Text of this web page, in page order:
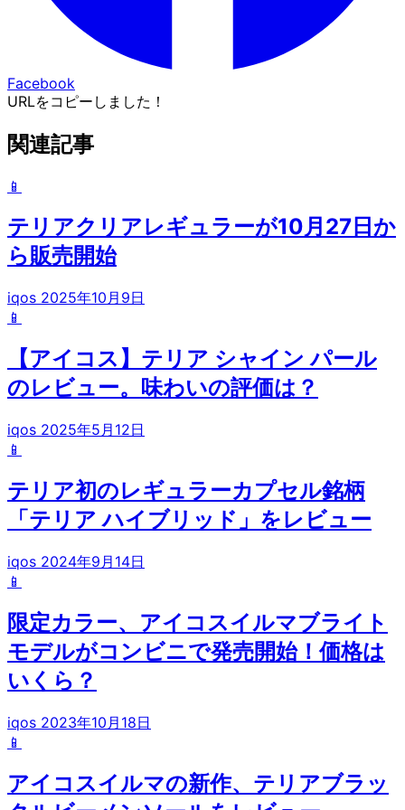
Facebook
URLをコピーしました！
関連記事
📱
テリアクリアレギュラーが10月27日か
ら販売開始
iqos 2025年10月9日
📱
【アイコス】テリア シャイン パール
のレビュー。味わいの評価は？
iqos 2025年5月12日
📱
テリア初のレギュラーカプセル銘柄
「テリア ハイブリッド」をレビュー
iqos 2024年9月14日
📱
限定カラー、アイコスイルマブライト
モデルがコンビニで発売開始！価格は
いくら？
iqos 2023年10月18日
📱
アイコスイルマの新作、テリアブラッ